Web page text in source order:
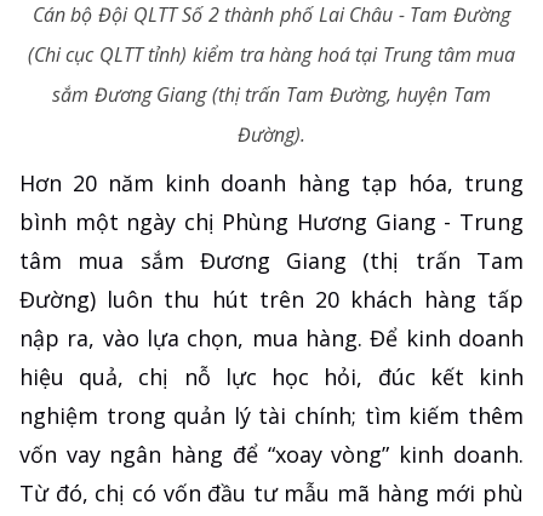
Cán bộ Đội QLTT Số 2 thành phố Lai Châu - Tam Đường
(Chi cục QLTT tỉnh) kiểm tra hàng hoá tại Trung tâm mua
sắm Đương Giang (thị trấn Tam Đường, huyện Tam
Đường).
Hơn 20 năm kinh doanh hàng tạp hóa, trung
bình một ngày chị Phùng Hương Giang - Trung
tâm mua sắm Đương Giang (thị trấn Tam
Đường) luôn thu hút trên 20 khách hàng tấp
nập ra, vào lựa chọn, mua hàng. Để kinh doanh
hiệu quả, chị nỗ lực học hỏi, đúc kết kinh
nghiệm trong quản lý tài chính; tìm kiếm thêm
vốn vay ngân hàng để “xoay vòng” kinh doanh.
Từ đó, chị có vốn đầu tư mẫu mã hàng mới phù